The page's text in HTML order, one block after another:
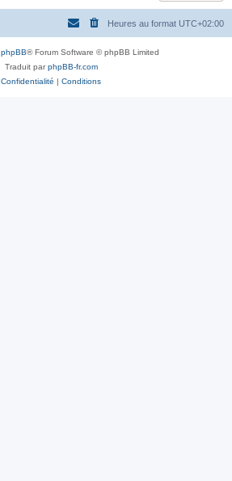
e
Heures au format UTC+02:00
phpBB® Forum Software © phpBB Limited
Traduit parphpBB-fr.com
Confidentialité | Conditions